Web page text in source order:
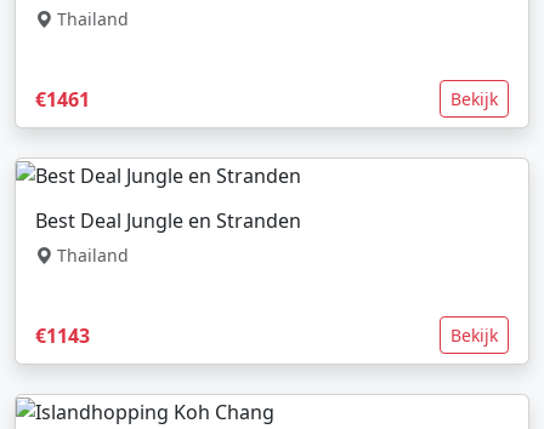
Thailand
€1461 Bekijk
Best Deal Jungle en Stranden
Thailand
€1143 Bekijk